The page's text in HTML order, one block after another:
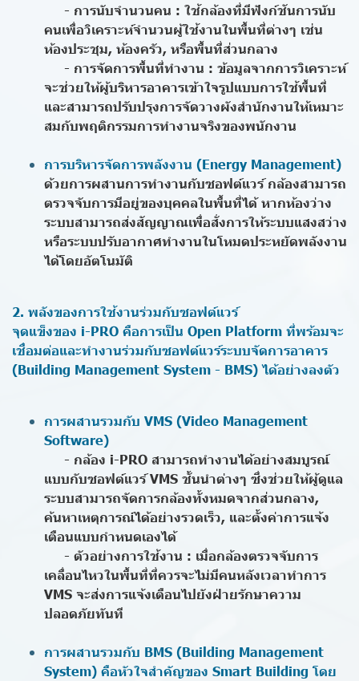
- การนับจำนวนคน : ใช้กล้องที่มีฟังก์ชันการนับ
คนเพื่อวิเคราะห์จำนวนผู้ใช้งานในพื้นที่ต่างๆ เช่น
ห้องประชุม, ห้องครัว, หรือพื้นที่ส่วนกลาง
- การจัดการพื้นที่ทำงาน : ข้อมูลจากการวิเคราะห์
จะช่วยให้ผู้บริหารอาคารเข้าใจรูปแบบการใช้พื้นที่
และสามารถปรับปรุงการจัดวางผังสำนักงานให้เหมาะ
สมกับพฤติกรรมการทำงานจริงของพนักงาน
การบริหารจัดการพลังงาน (Energy Management)
ด้วยการผสานการทำงานกับซอฟต์แวร์ กล้องสามารถ
ตรวจจับการมีอยู่ของบุคคลในพื้นที่ได้ หากห้องว่าง
ระบบสามารถส่งสัญญาณเพื่อสั่งการให้ระบบแสงสว่าง
หรือระบบปรับอากาศทำงานในโหมดประหยัดพลังงาน
ได้โดยอัตโนมัติ
2. พลังของการใช้งานร่วมกับซอฟต์แวร์
จุดแข็งของ i-PRO คือการเป็น Open Platform ที่พร้อมจะ
เชื่อมต่อและทำงานร่วมกับซอฟต์แวร์ระบบจัดการอาคาร
(Building Management System - BMS) ได้อย่างลงตัว
การผสานรวมกับ VMS (Video Management
Software)
- กล้อง i-PRO สามารถทำงานได้อย่างสมบูรณ์
แบบกับซอฟต์แวร์ VMS ชั้นนำต่างๆ ซึ่งช่วยให้ผู้ดูแล
ระบบสามารถจัดการกล้องทั้งหมดจากส่วนกลาง,
ค้นหาเหตุการณ์ได้อย่างรวดเร็ว, และตั้งค่าการแจ้ง
เตือนแบบกำหนดเองได้
- ตัวอย่างการใช้งาน : เมื่อกล้องตรวจจับการ
เคลื่อนไหวในพื้นที่ที่ควรจะไม่มีคนหลังเวลาทำการ
VMS จะส่งการแจ้งเตือนไปยังฝ่ายรักษาความ
ปลอดภัยทันที
การผสานรวมกับ BMS (Building Management
System) คือหัวใจสำคัญของ Smart Building โดย